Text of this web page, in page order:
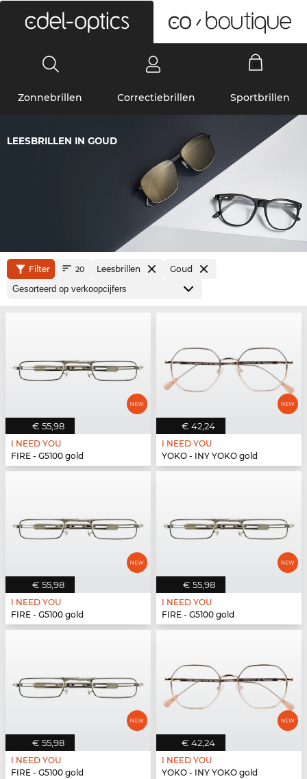
Zonnebrillen Correctiebrillen Sportbrillen
LEESBRILLEN IN GOUD
Filter 20 Leesbrillen Goud
€ 55,98
I NEED YOU
FIRE - G5100 gold
€ 42,24
I NEED YOU
YOKO - INY YOKO gold
€ 55,98
I NEED YOU
FIRE - G5100 gold
€ 55,98
I NEED YOU
FIRE - G5100 gold
€ 55,98
I NEED YOU
FIRE - G5100 gold
€ 42,24
I NEED YOU
YOKO - INY YOKO gold